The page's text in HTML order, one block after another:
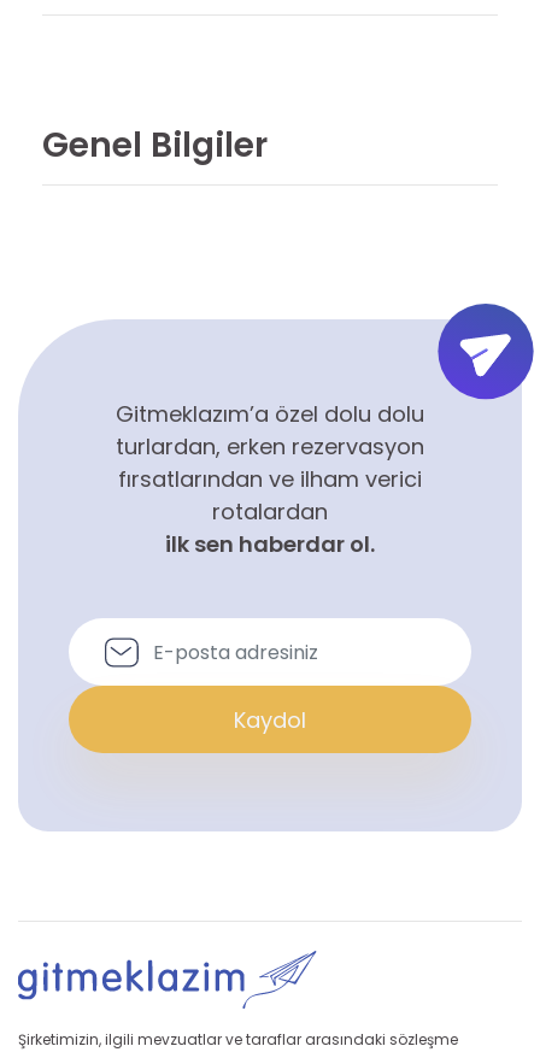
Genel Bilgiler
Gitmeklazım’a özel dolu dolu
turlardan, erken rezervasyon
fırsatlarından ve ilham verici
rotalardan
ilk sen haberdar ol.
Kaydol
Şirketimizin, ilgili mevzuatlar ve taraflar arasındaki sözleşme